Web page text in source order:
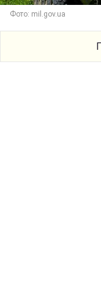
Фото: mil.gov.ua